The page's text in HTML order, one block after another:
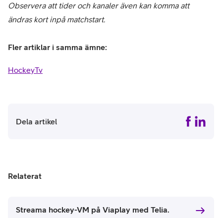
Observera att tider och kanaler även kan komma att
ändras kort inpå matchstart.
Fler artiklar i samma ämne:
HockeyTv
Dela artikel
Relaterat
Streama hockey-VM på Viaplay med Telia.